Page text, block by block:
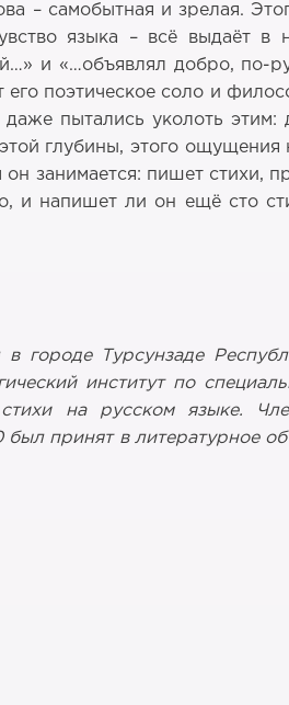
– самобытная и зрелая.
языка – всё выдаёт в
и «…объявлял добро, по-
поэтическое соло и
пытались уколоть этим:
глубины, этого ощущения
занимается: пишет стихи,
и напишет ли он ещё сто
городе Турсунзаде
институт по
на русском языке.
принят в литературное